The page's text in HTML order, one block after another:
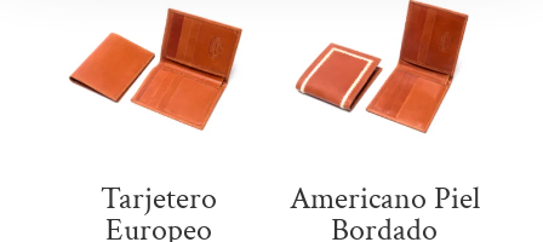
Tarjetero
Europeo
Americano Piel
Bordado